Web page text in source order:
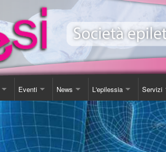
Eventi
Giornata Inter-Nazionale Epilessia
Corsi e conferenze
News
Comunicazioni
Agenda
L'epilessia
Come Comportarsi
Servizi
Luoghi